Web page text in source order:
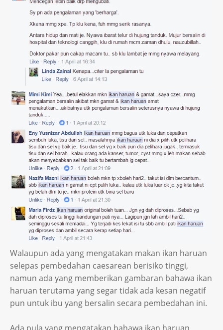
Walaupun ada yang mengatakan makan ikan haruan
selepas pembedahan caesarean berisiko tinggi,
namun ada yang memberikan gambaran bahawa ikan
haruan terutama yang segar tidak ada kesan negatif
pun untuk ibu yang bersalin secara pembedahan ini.